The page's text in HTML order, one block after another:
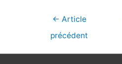
Navigation
← Article
précédent